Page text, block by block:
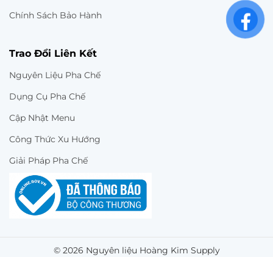
Chính Sách Bảo Hành
Trao Đổi Liên Kết
Nguyên Liệu Pha Chế
Dụng Cụ Pha Chế
Cập Nhật Menu
Công Thức Xu Hướng
Giải Pháp Pha Chế
© 2026 Nguyên liệu Hoàng Kim Supply